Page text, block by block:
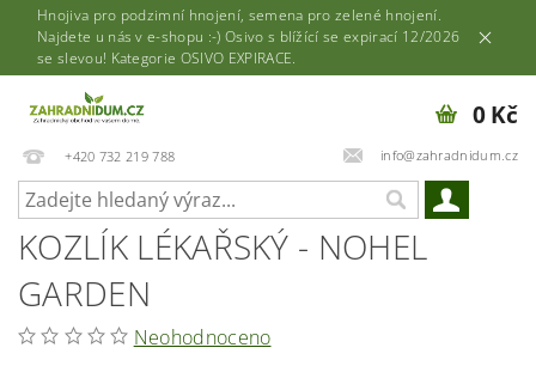
Hnojiva pro podzimní hnojení, semena pro zelené hnojení.
Najdete u nás v e-shopu :-) Osivo s blížící se expirací 12/2026
se slevou! Kategorie OSIVO EXPIRACE.
+420 732 219 788 info@zahradnidum.cz
0 Kč
KOZLÍK LÉKAŘSKÝ - NOHEL
GARDEN
Neohodnoceno